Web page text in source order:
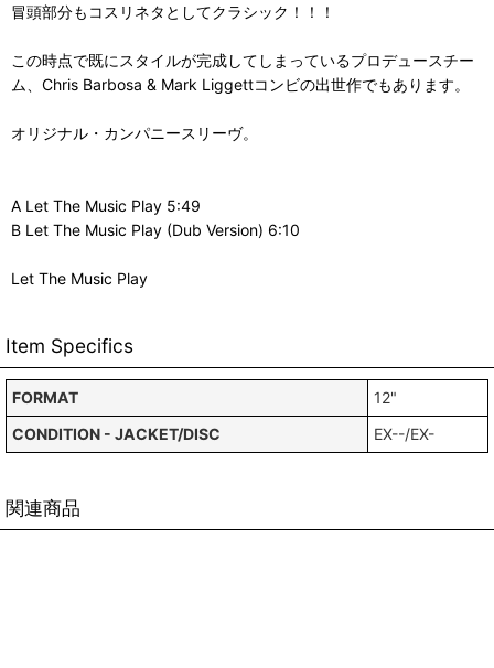
冒頭部分もコスリネタとしてクラシック！！！
この時点で既にスタイルが完成してしまっているプロデュースチー
ム、Chris Barbosa & Mark Liggettコンビの出世作でもあります。
オリジナル・カンパニースリーヴ。
A Let The Music Play 5:49
B Let The Music Play (Dub Version) 6:10
Let The Music Play
Item Specifics
FORMAT
12"
CONDITION - JACKET/DISC
EX--/EX-
関連商品